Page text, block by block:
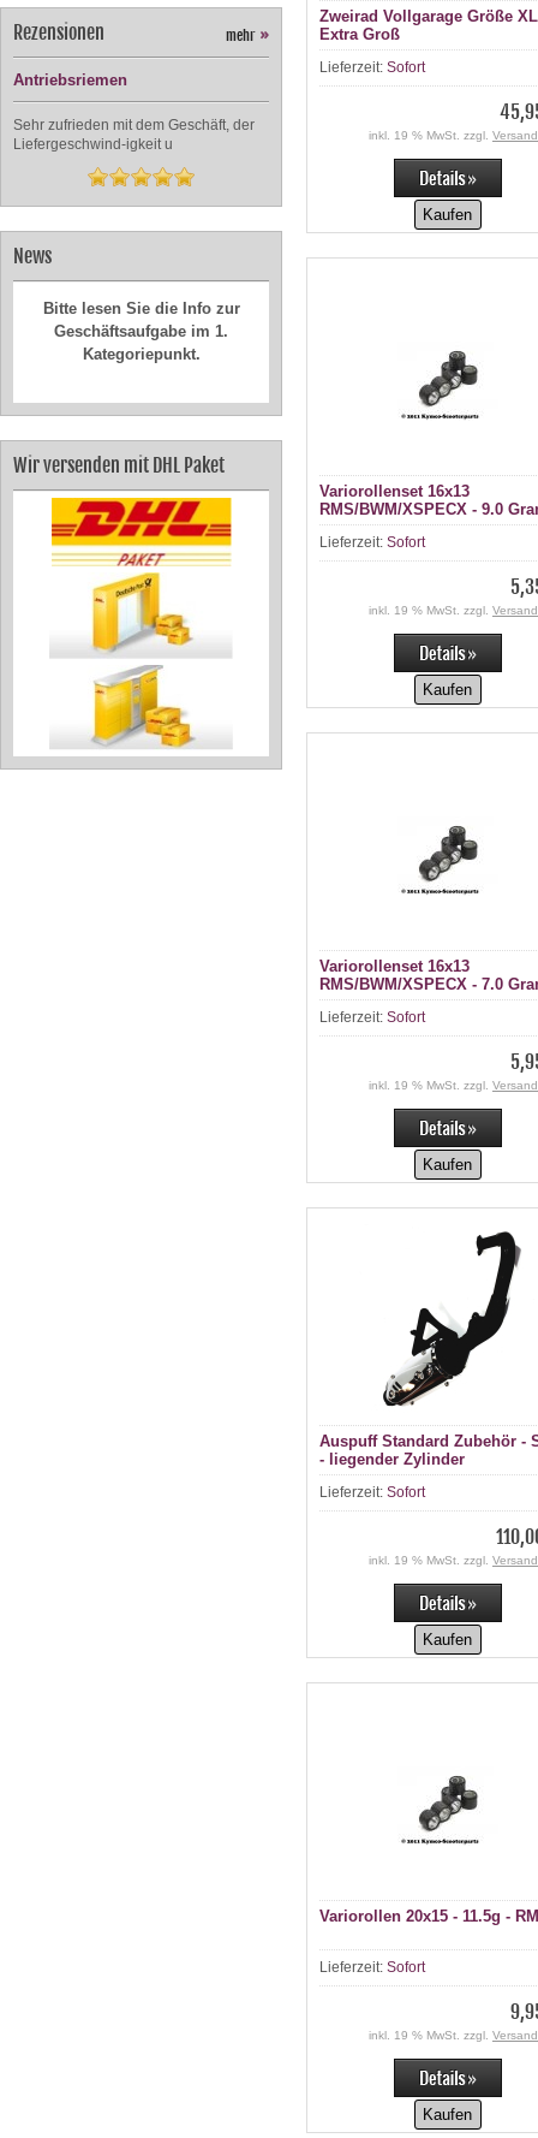
Rezensionen mehr »
Antriebsriemen
Sehr zufrieden mit dem Geschäft, der
Liefergeschwind-igkeit u
News
Geschäftsaufgabe im 1.
Kategoriepunkt.
Wir versenden mit DHL Paket
Zweirad Vollgarage Größe
Extra Groß
Lieferzeit: Sofort
inkl. 19 % MwSt. zzgl.
Kaufen
Variorollenset 16x13
RMS/BWM/XSPECX - 9.0
Lieferzeit: Sofort
inkl. 19 % MwSt. zzgl.
Kaufen
Variorollenset 16x13
RMS/BWM/XSPECX - 7.0
Lieferzeit: Sofort
inkl. 19 % MwSt. zzgl.
Kaufen
Auspuff Standard Zubehör -
- liegender Zylinder
Lieferzeit: Sofort
inkl. 19 % MwSt. zzgl.
Kaufen
Variorollen 20x15 - 11.5g -
Lieferzeit: Sofort
inkl. 19 % MwSt. zzgl.
Kaufen